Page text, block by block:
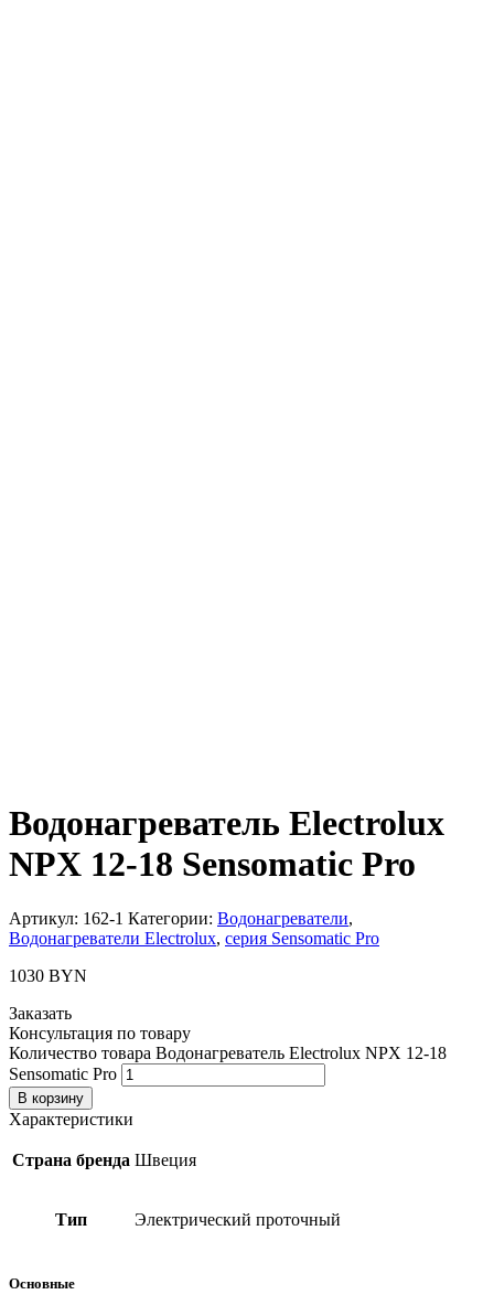
Водонагреватель Electrolux
NPX 12-18 Sensomatic Pro
Артикул: 162-1 Категории: Водонагреватели,
Водонагреватели Electrolux, серия Sensomatic Pro
1030 BYN
Заказать
Консультация по товару
Количество товара Водонагреватель Electrolux NPX 12-18
Sensomatic Pro
В корзину
Характеристики
Страна бренда Швеция
Тип Электрический проточный
Основные